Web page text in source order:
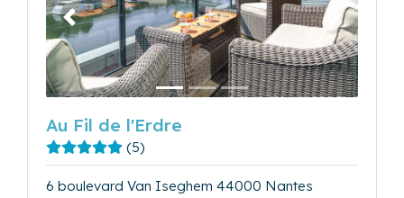
Précédent Suivant
Au Fil de l'Erdre
(5)
6 boulevard Van Iseghem 44000 Nantes